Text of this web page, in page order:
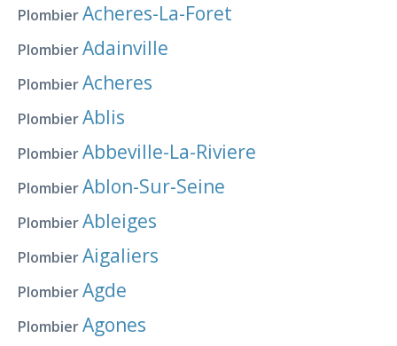
PlombierAcheres-La-Foret
PlombierAdainville
PlombierAcheres
PlombierAblis
PlombierAbbeville-La-Riviere
PlombierAblon-Sur-Seine
PlombierAbleiges
PlombierAigaliers
PlombierAgde
PlombierAgones